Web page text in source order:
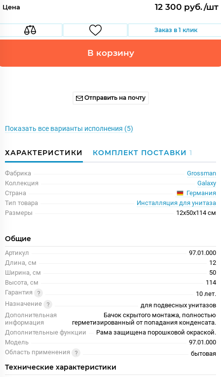
Цена 12 300 руб./шт
Заказ в 1 клик
В корзину
Отправить на почту
Показать все варианты исполнения (5)
ХАРАКТЕРИСТИКИ КОМПЛЕКТ ПОСТАВКИ 1
Фабрика
Grossman
Коллекция
Galaxy
Страна
Германия
Тип товара
Инсталляция для унитаза
Размеры
12x50x114 см
Общие
Артикул
97.01.000
Длина, см
12
Ширина, см
50
Высота, см
114
Гарантия
10 лет.
Назначение
для подвесных унитазов
Дополнительная
информация
Бачок скрытого монтажа, полностью
герметизированный от попадания конденсата.
Дополнительные функции
Рама защищена порошковой окраской.
Модель
97.01.000
Область применения
бытовая
Технические характеристики